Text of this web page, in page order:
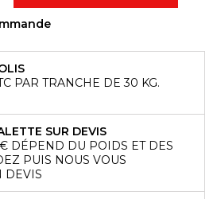
PAR TRANCHE DE 30 KG.
SUR DEVIS
DÉPEND DU POIDS ET DES
PUIS NOUS VOUS
DEVIS